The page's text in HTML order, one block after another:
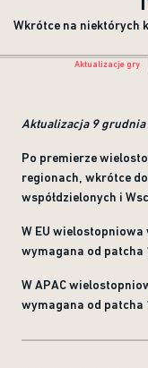
Wkrótce na niektórych
Aktualizacje gry
Aktualizacja 9
Po premierze
regionach, wkrótce
współdzielonych i
W EU
wymagana od patcha
W APAC
wymagana od patcha